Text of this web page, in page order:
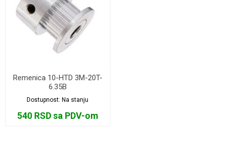
Remenica 10-HTD 3M-20T-
6.35B
Dostupnost: Na stanju
540 RSD sa PDV-om